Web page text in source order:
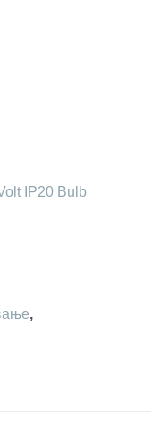
IP20 Bulb
,